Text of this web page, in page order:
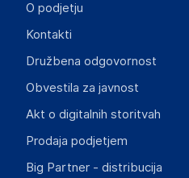
O podjetju
Kontakti
Družbena odgovornost
Obvestila za javnost
Akt o digitalnih storitvah
Prodaja podjetjem
Big Partner - distribucija